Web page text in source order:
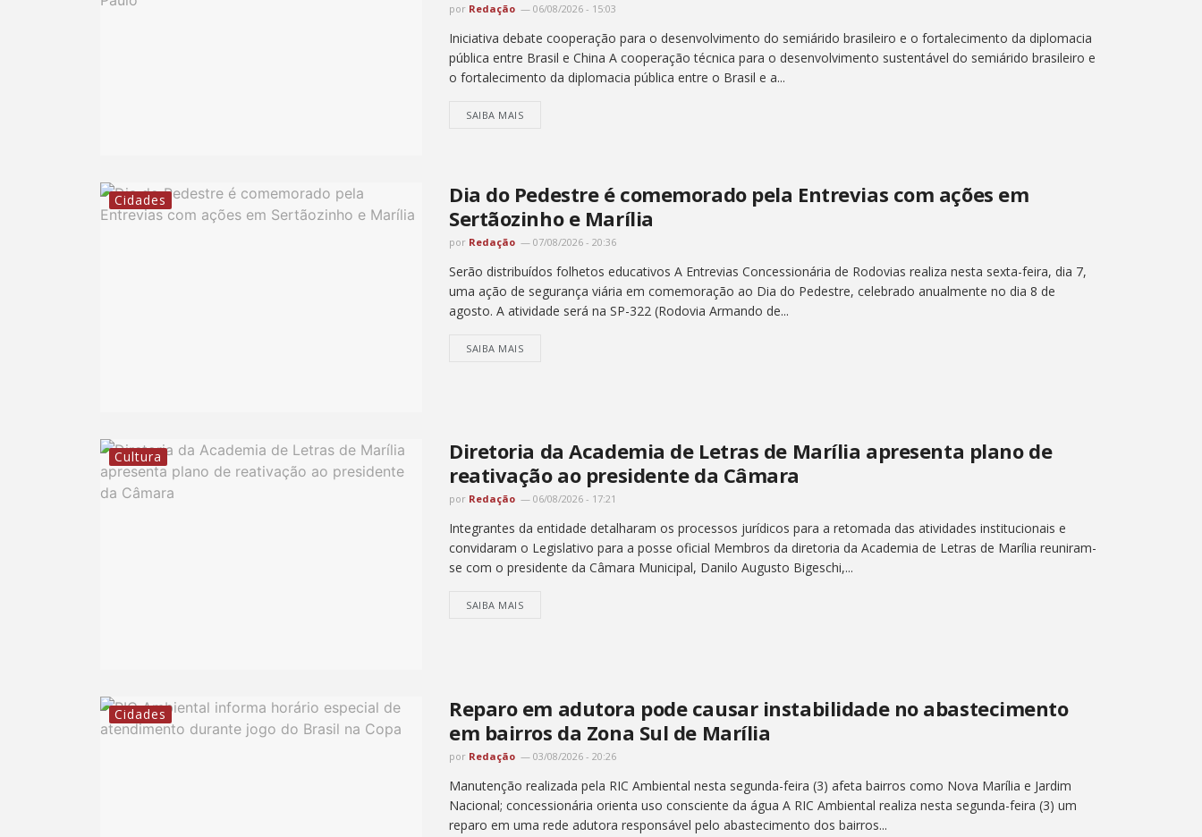
por Redação 06/08/2026 - 15:03
Iniciativa debate cooperação para o desenvolvimento do semiárido brasileiro e o fortalecimento da diplomacia
pública entre Brasil e China A cooperação técnica para o desenvolvimento sustentável do semiárido brasileiro e
o fortalecimento da diplomacia pública entre o Brasil e a...
SAIBA MAIS
Cidades
Dia do Pedestre é comemorado pela Entrevias com ações em
Sertãozinho e Marília
por Redação 07/08/2026 - 20:36
Serão distribuídos folhetos educativos A Entrevias Concessionária de Rodovias realiza nesta sexta-feira, dia 7,
uma ação de segurança viária em comemoração ao Dia do Pedestre, celebrado anualmente no dia 8 de
agosto. A atividade será na SP-322 (Rodovia Armando de...
SAIBA MAIS
Cultura
Diretoria da Academia de Letras de Marília apresenta plano de
reativação ao presidente da Câmara
por Redação 06/08/2026 - 17:21
Integrantes da entidade detalharam os processos jurídicos para a retomada das atividades institucionais e
convidaram o Legislativo para a posse oficial Membros da diretoria da Academia de Letras de Marília reuniram-
se com o presidente da Câmara Municipal, Danilo Augusto Bigeschi,...
SAIBA MAIS
Cidades
Reparo em adutora pode causar instabilidade no abastecimento
em bairros da Zona Sul de Marília
por Redação 03/08/2026 - 20:26
Manutenção realizada pela RIC Ambiental nesta segunda-feira (3) afeta bairros como Nova Marília e Jardim
Nacional; concessionária orienta uso consciente da água A RIC Ambiental realiza nesta segunda-feira (3) um
reparo em uma rede adutora responsável pelo abastecimento dos bairros...